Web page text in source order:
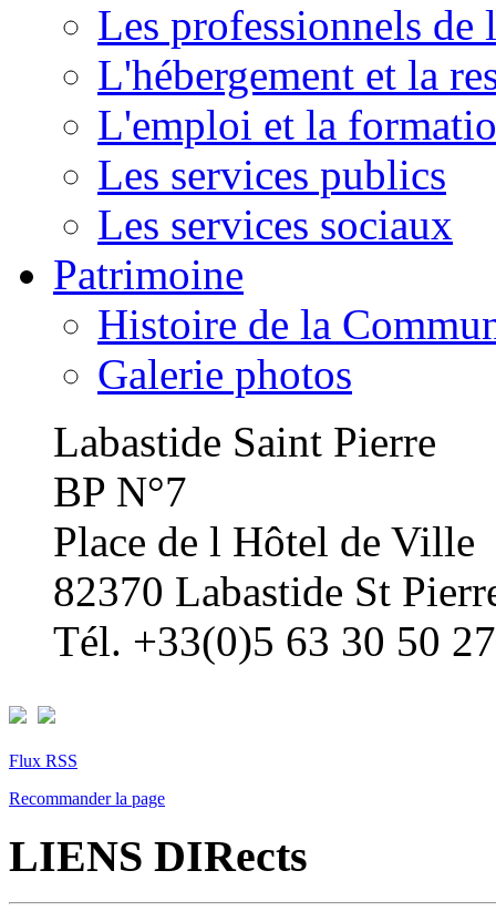
Les professionnels de
L'hébergement et la
L'emploi et la
Les services publics
Les services sociaux
Patrimoine
Histoire de la
Galerie photos
Labastide Saint Pierre
BP N°7
Place de l Hôtel de Ville
82370 Labastide St
Tél. +33(0)5 63 30 50 27
Flux RSS
Recommander la page
LIENS DIRects